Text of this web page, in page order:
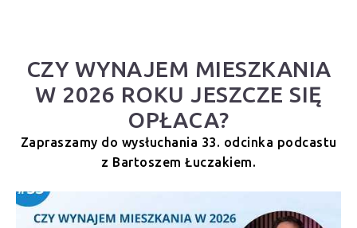
CZY WYNAJEM MIESZKANIA
W 2026 ROKU JESZCZE SIĘ
OPŁACA?
Zapraszamy do wysłuchania 33. odcinka podcastu
z Bartoszem Łuczakiem.